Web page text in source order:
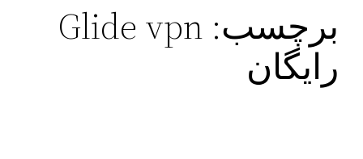
برچسب: Glide vpn
رایگان